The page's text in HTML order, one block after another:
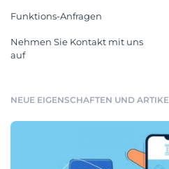
Funktions-Anfragen
Nehmen Sie Kontakt mit uns
auf
NEUE EIGENSCHAFTEN UND